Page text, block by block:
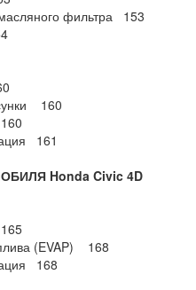
фильтра 153
160
161
Honda Civic 4D
(EVAP) 168
168